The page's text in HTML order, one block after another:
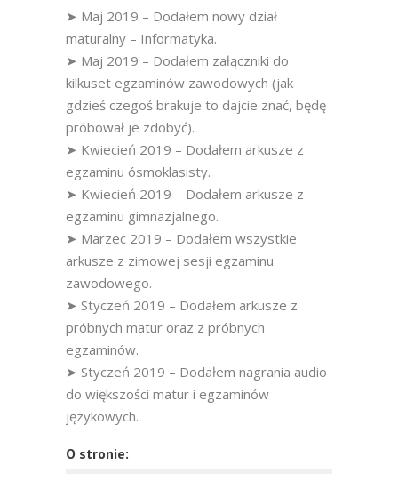
➤ Maj 2019 – Dodałem nowy dział
maturalny – Informatyka.
➤ Maj 2019 – Dodałem załączniki do
kilkuset egzaminów zawodowych (jak
gdzieś czegoś brakuje to dajcie znać, będę
próbował je zdobyć).
➤ Kwiecień 2019 – Dodałem arkusze z
egzaminu ósmoklasisty.
➤ Kwiecień 2019 – Dodałem arkusze z
egzaminu gimnazjalnego.
➤ Marzec 2019 – Dodałem wszystkie
arkusze z zimowej sesji egzaminu
zawodowego.
➤ Styczeń 2019 – Dodałem arkusze z
próbnych matur oraz z próbnych
egzaminów.
➤ Styczeń 2019 – Dodałem nagrania audio
do większości matur i egzaminów
językowych.
O stronie: